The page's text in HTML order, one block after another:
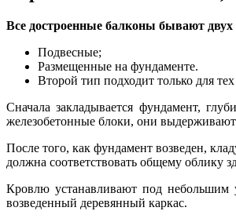
Все достроенные балконы бывают двух
Подвесные;
Размещенные на фундаменте.
Второй тип подходит только для
Сначала закладывается фундамент,
железобетонные блоки, они
После того, как фундамент возведен,
должна соответствовать общему облику
Кровлю устанавливают под небольшим
возведенный деревянный каркас.